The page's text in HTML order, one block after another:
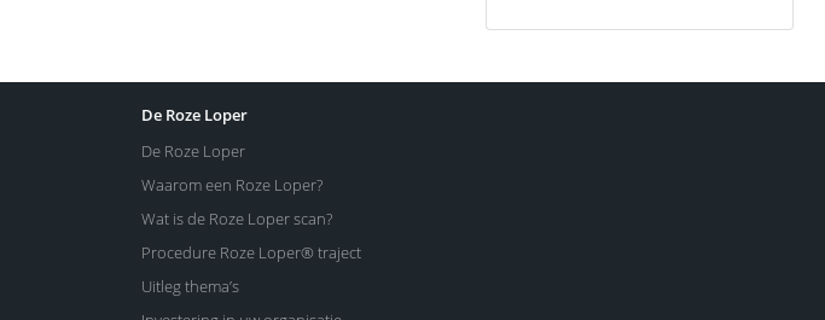
De Roze Loper
De Roze Loper
Waarom een Roze Loper?
Wat is de Roze Loper scan?
Procedure Roze Loper® traject
Uitleg thema’s